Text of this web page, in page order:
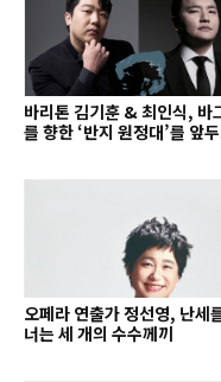
바리톤 김기훈 & 최인식, 바
를 향한 ‘반지 원정대’를 앞
오페라 연출가 정선영, 난세
너는 세 개의 수수께끼